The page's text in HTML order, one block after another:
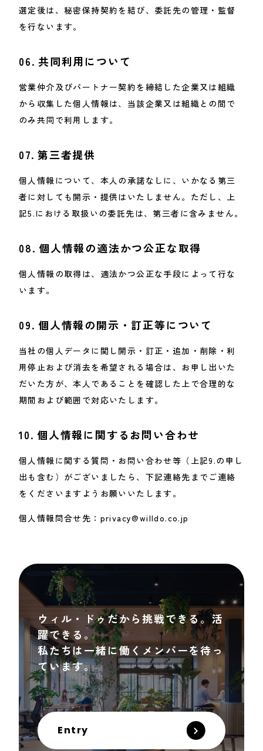
選定後は、秘密保持契約を結び、委託先の管理・監督
を行ないます。
06. 共同利用について
営業仲介及びパートナー契約を締結した企業又は組織
から収集した個人情報は、当該企業又は組織との間で
のみ共同で利用します。
07. 第三者提供
個人情報について、本人の承諾なしに、いかなる第三
者に対しても開示・提供はいたしません。ただし、上
記5.における取扱いの委託先は、第三者に含みません。
08. 個人情報の適法かつ公正な取得
個人情報の取得は、適法かつ公正な手段によって行な
います。
09. 個人情報の開示・訂正等について
当社の個人データに関し開示・訂正・追加・削除・利
用停止および消去を希望される場合は、お申し出いた
だいた方が、本人であることを確認した上で合理的な
期間および範囲で対応いたします。
10. 個人情報に関するお問い合わせ
個人情報に関する質問・お問い合わせ等（上記9.の申し
出も含む）がございましたら、下記連絡先までご連絡
をくださいますようお願いいたします。
個人情報問合せ先：privacy@willdo.co.jp
ウィル・ドゥだから挑戦できる。活
躍できる。
私たちは一緒に働くメンバーを待っ
ています。
Entry